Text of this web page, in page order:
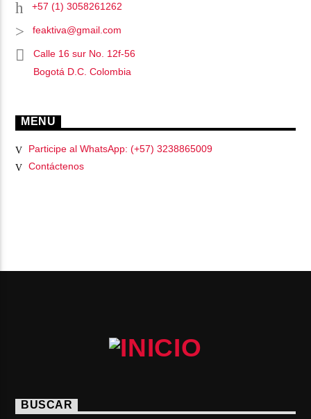
+57 (1) 3058261262
feaktiva@gmail.com
Calle 16 sur No. 12f-56
Bogotá D.C. Colombia
MENU
Participe al WhatsApp: (+57) 3238865009
Contáctenos
BUSCAR